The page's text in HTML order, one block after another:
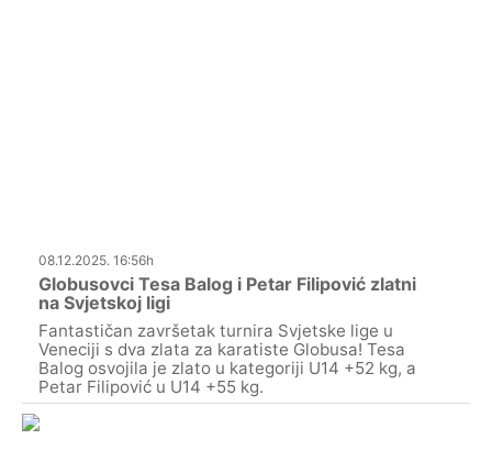
08.12.2025. 16:56h
Globusovci Tesa Balog i Petar Filipović zlatni
na Svjetskoj ligi
Fantastičan završetak turnira Svjetske lige u
Veneciji s dva zlata za karatiste Globusa! Tesa
Balog osvojila je zlato u kategoriji U14 +52 kg, a
Petar Filipović u U14 +55 kg.